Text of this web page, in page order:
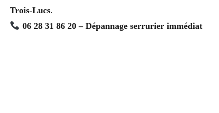
Trois-Lucs.
06 28 31 86 20 – Dépannage serrurier immédiat